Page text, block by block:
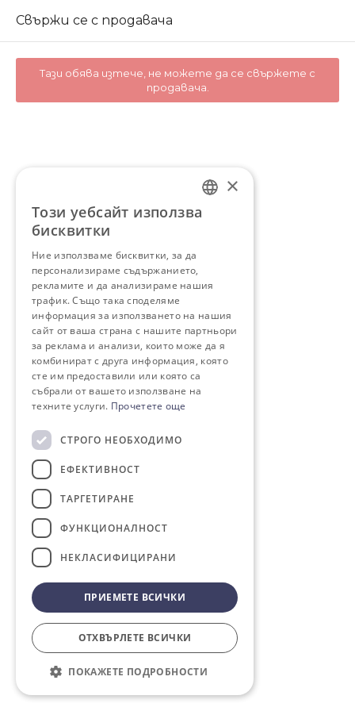
Свържи се с продавача
Тази обява изтече, не можете да се свържете с
продавача.
BULGARIAN
×
Този уебсайт използва
бисквитки
Ние използваме бисквитки, за да
персонализираме съдържанието,
рекламите и да анализираме нашия
трафик. Също така споделяме
информация за използването на нашия
сайт от ваша страна с нашите партньори
за реклама и анализи, които може да я
комбинират с друга информация, която
сте им предоставили или която са
събрали от вашето използване на
техните услуги. Прочетете още
СТРОГО НЕОБХОДИМО
ЕФЕКТИВНОСТ
ТАРГЕТИРАНЕ
ФУНКЦИОНАЛНОСТ
НЕКЛАСИФИЦИРАНИ
ПРИЕМЕТЕ ВСИЧКИ
ОТХВЪРЛЕТЕ ВСИЧКИ
ПОКАЖЕТЕ ПОДРОБНОСТИ